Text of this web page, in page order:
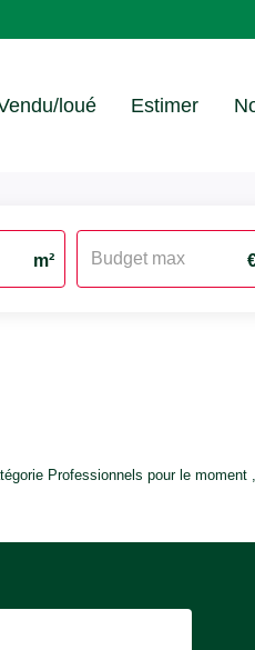
loué Estimer
m²
Professionnels pour le